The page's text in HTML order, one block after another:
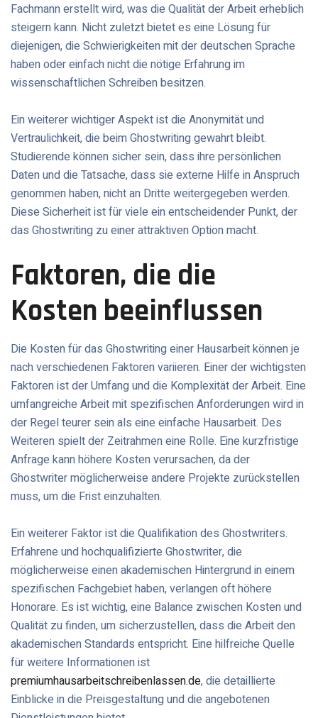
Fachmann erstellt wird, was die Qualität der Arbeit erheblich
steigern kann. Nicht zuletzt bietet es eine Lösung für
diejenigen, die Schwierigkeiten mit der deutschen Sprache
haben oder einfach nicht die nötige Erfahrung im
wissenschaftlichen Schreiben besitzen.
Ein weiterer wichtiger Aspekt ist die Anonymität und
Vertraulichkeit, die beim Ghostwriting gewahrt bleibt.
Studierende können sicher sein, dass ihre persönlichen
Daten und die Tatsache, dass sie externe Hilfe in Anspruch
genommen haben, nicht an Dritte weitergegeben werden.
Diese Sicherheit ist für viele ein entscheidender Punkt, der
das Ghostwriting zu einer attraktiven Option macht.
Faktoren, die die
Kosten beeinflussen
Die Kosten für das Ghostwriting einer Hausarbeit können je
nach verschiedenen Faktoren variieren. Einer der wichtigsten
Faktoren ist der Umfang und die Komplexität der Arbeit. Eine
umfangreiche Arbeit mit spezifischen Anforderungen wird in
der Regel teurer sein als eine einfache Hausarbeit. Des
Weiteren spielt der Zeitrahmen eine Rolle. Eine kurzfristige
Anfrage kann höhere Kosten verursachen, da der
Ghostwriter möglicherweise andere Projekte zurückstellen
muss, um die Frist einzuhalten.
Ein weiterer Faktor ist die Qualifikation des Ghostwriters.
Erfahrene und hochqualifizierte Ghostwriter, die
möglicherweise einen akademischen Hintergrund in einem
spezifischen Fachgebiet haben, verlangen oft höhere
Honorare. Es ist wichtig, eine Balance zwischen Kosten und
Qualität zu finden, um sicherzustellen, dass die Arbeit den
akademischen Standards entspricht. Eine hilfreiche Quelle
für weitere Informationen ist
premiumhausarbeitschreibenlassen.de, die detaillierte
Einblicke in die Preisgestaltung und die angebotenen